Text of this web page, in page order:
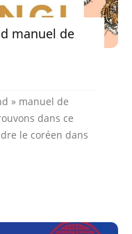
manuel de
» manuel de
dans ce
le coréen dans